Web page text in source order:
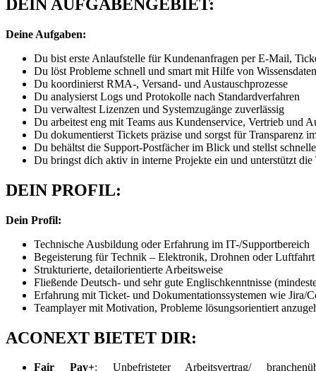
DEIN AUFGABENGEBIET:
Deine Aufgaben:
Du bist erste Anlaufstelle für Kundenanfragen per E-Mail,
Du löst Probleme schnell und smart mit Hilfe von
Du koordinierst RMA-, Versand- und Austauschprozesse
Du analysierst Logs und Protokolle nach Standardverfahren
Du verwaltest Lizenzen und Systemzugänge zuverlässig
Du arbeitest eng mit Teams aus Kundenservice, Vertrieb und
Du dokumentierst Tickets präzise und sorgst für Transparenz
Du behältst die Support-Postfächer im Blick und stellst
Du bringst dich aktiv in interne Projekte ein und unterstützt die
DEIN PROFIL:
Dein Profil:
Technische Ausbildung oder Erfahrung im IT-/Supportbereich
Begeisterung für Technik – Elektronik, Drohnen oder Luftfahrt
Strukturierte, detailorientierte Arbeitsweise
Fließende Deutsch- und sehr gute Englischkenntnisse
Erfahrung mit Ticket- und Dokumentationssystemen wie Jira/
Teamplayer mit Motivation, Probleme lösungsorientiert
ACONEXT BIETET DIR:
Fair Pay+: Unbefristeter Arbeitsvertrag/